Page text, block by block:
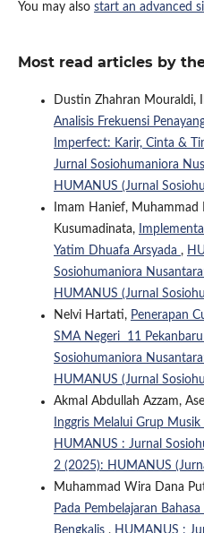
You may also start an advanced
Most read articles by
Dustin Zhahran Mouraldi,
Analisis Frekuensi
Imperfect: Karir, Cinta &
Jurnal Sosiohumaniora
HUMANUS (Jurnal
Imam Hanief, Muhammad
Kusumadinata,
Yatim Dhuafa Arsyada ,
Sosiohumaniora
HUMANUS (Jurnal
Nelvi Hartati, Penerapan
SMA Negeri 11 Pekanbaru
Sosiohumaniora
HUMANUS (Jurnal
Akmal Abdullah Azzam,
Inggris Melalui Grup
HUMANUS : Jurnal
2 (2025): HUMANUS
Muhammad Wira Dana
Pada Pembelajaran
Bengkalis , HUMANUS :